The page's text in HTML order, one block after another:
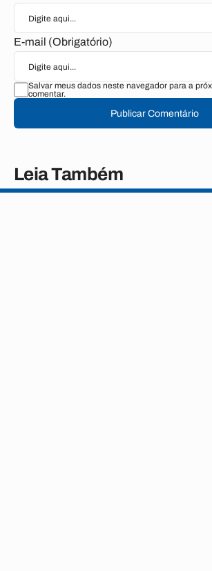
E-mail (Obrigatório)
Salvar meus dados neste navegador para a
comentar.
Publicar Comentário
Leia Também